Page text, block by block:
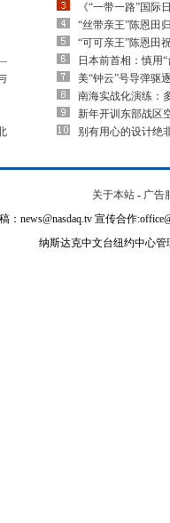
《“一带一路”国际
“丝带亲王”陈恩田
“可可亲王”陈恩田
日本前首相：慎用
美“钟云”号导弹驱
南海实战化演练：
新年开训东部战区
别有用心的设计绝
关于本站 - 广告
：news@nasdaq.tv 宣传合作
纳斯达克中文台纽约中心管